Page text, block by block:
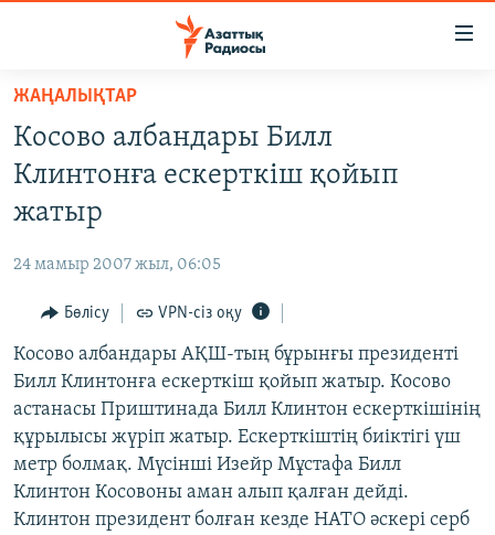
Skip
main
content
to
main
Navigation
Search
АДАМ ҚҰҚЫҚТАРЫ
ӘЛЕУМЕТ
ӘЛЕМ
Русский
ЖАЗЫЛЫҢЫЗ
ЖАҢАЛЫҚТАР
Косово албандары Билл
Клинтонға ескерткіш қойып
жатыр
24 мамыр 2007 жыл, 06:05
Бөлісу VPN-сіз оқу
Косово албандары АҚШ-тың бұрынғы президенті
Билл Клинтонға ескерткіш қойып жатыр. Косово
астанасы Приштинада Билл Клинтон ескерткішінің
құрылысы жүріп жатыр. Ескерткіштің биіктігі үш
метр болмақ. Мүсінші Изейр Мұстафа Билл
Клинтон Косовоны аман алып қалған дейді.
Клинтон президент болған кезде НАТО әскері серб